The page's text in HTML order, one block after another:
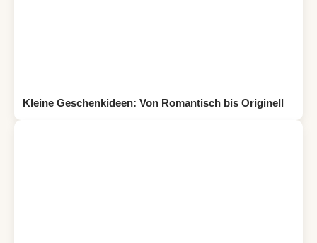
Kleine Geschenkideen: Von Romantisch bis Originell